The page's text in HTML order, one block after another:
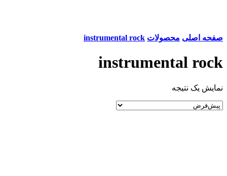
صفحه اصلی محصولات instrumental rock
instrumental rock
نمایش یک نتیجه